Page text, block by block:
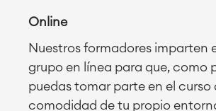
Online
Nuestros formadores imparten
grupo en línea para que, como
puedas tomar parte en el curso
comodidad de tu propio